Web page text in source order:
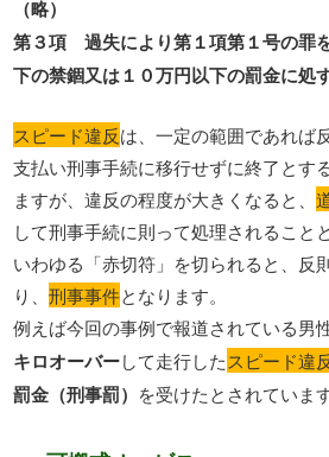
（略）
第３項 過失により第１項第１号の罪
下の禁錮又は１０万円以下の罰金に処
スピード違反は、一定の範囲であれば
支払い刑事手続に移行せずに終了とす
ますが、違反の程度が大きくなると、
して刑事手続に則って処理されること
いわゆる「赤切符」を切られると、反
り、刑事事件となります。
例えば今回の事例で報道されている男
キロオーバーして走行したスピード違
罰金（刑事罰） を受けたとされています